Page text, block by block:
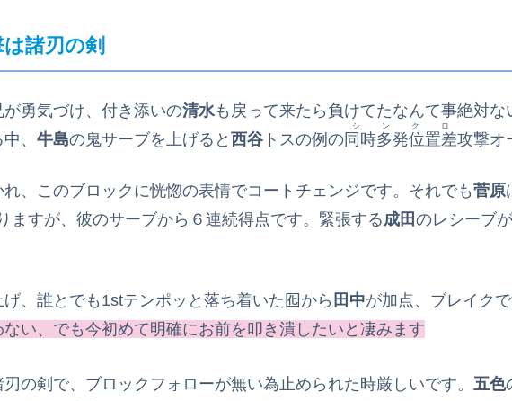
諸刃の剣
が勇気づけ、付き添いの清水も戻って来たら負けてたなんて事絶対な
、 牛島の鬼サーブを上げると 西谷トスの例の 同時多発位置差
シンクロ
攻撃オ
、このブロックに恍惚の表情でコートチェンジです。それでも菅原
ますが、彼のサーブから６連続得点です。緊張する成田 のレシーブ
、誰とでも1stテンポッと落ち着いた囮から 田中が加点、ブレイクで
い、でも今初めて明確にお前を叩き潰したいと凄みます
の剣で、ブロックフォローが無い為止められた時厳しいです。 五色